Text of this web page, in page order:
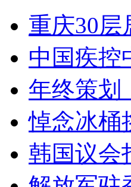
重庆30
中国疾控
年终策划
悼念冰桶
韩国议会